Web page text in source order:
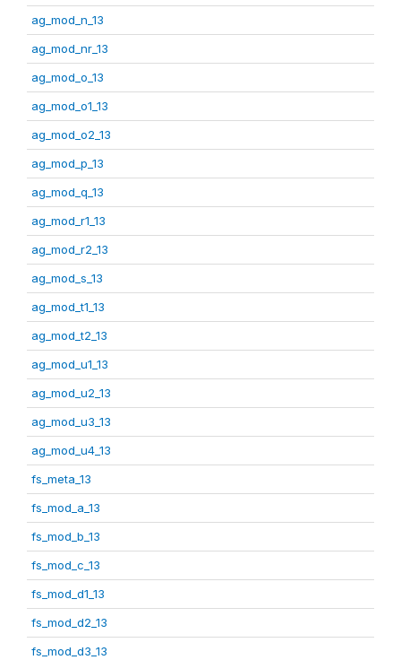
ag_mod_n_13
ag_mod_nr_13
ag_mod_o_13
ag_mod_o1_13
ag_mod_o2_13
ag_mod_p_13
ag_mod_q_13
ag_mod_r1_13
ag_mod_r2_13
ag_mod_s_13
ag_mod_t1_13
ag_mod_t2_13
ag_mod_u1_13
ag_mod_u2_13
ag_mod_u3_13
ag_mod_u4_13
fs_meta_13
fs_mod_a_13
fs_mod_b_13
fs_mod_c_13
fs_mod_d1_13
fs_mod_d2_13
fs_mod_d3_13